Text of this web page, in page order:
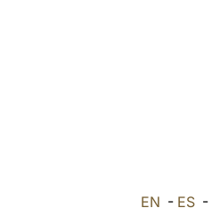
EN - ES-